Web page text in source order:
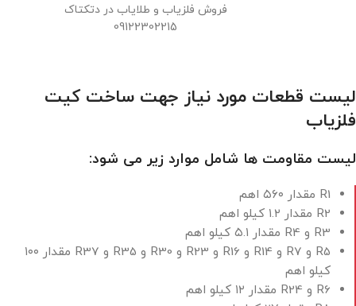
فروش فلزیاب و طلایاب در دتکتاک
09122302215
لیست قطعات مورد نیاز جهت ساخت کیت
فلزیاب
لیست مقاومت ها شامل موارد زیر می شود:
R1 مقدار ۵۶۰ اهم
R2 مقدار ۱.۲ کیلو اهم
R3 و R4 مقدار ۵.۱ کیلو اهم
R5 و R7 و R14 و R16 و R23 و R30 و R35 و R37 مقدار ۱۰۰
کیلو اهم
R6 و R24 مقدار ۱۲ کیلو اهم